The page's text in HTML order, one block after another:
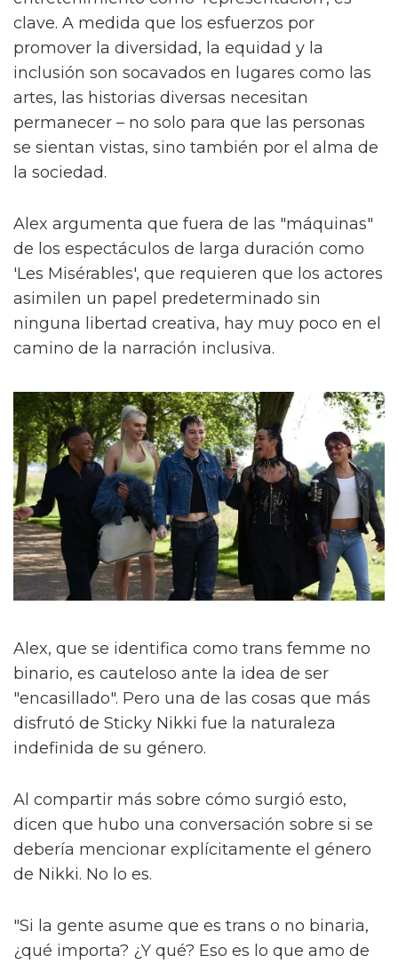
clave. A medida que los esfuerzos por
promover la diversidad, la equidad y la
inclusión son socavados en lugares como las
artes, las historias diversas necesitan
permanecer – no solo para que las personas
se sientan vistas, sino también por el alma de
la sociedad.
Alex argumenta que fuera de las "máquinas"
de los espectáculos de larga duración como
'Les Misérables', que requieren que los actores
asimilen un papel predeterminado sin
ninguna libertad creativa, hay muy poco en el
camino de la narración inclusiva.
Alex, que se identifica como trans femme no
binario, es cauteloso ante la idea de ser
"encasillado". Pero una de las cosas que más
disfrutó de Sticky Nikki fue la naturaleza
indefinida de su género.
Al compartir más sobre cómo surgió esto,
dicen que hubo una conversación sobre si se
debería mencionar explícitamente el género
de Nikki. No lo es.
"Si la gente asume que es trans o no binaria,
¿qué importa? ¿Y qué? Eso es lo que amo de